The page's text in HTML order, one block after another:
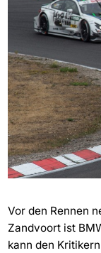
Vor den Rennen
Zandvoort ist
kann den